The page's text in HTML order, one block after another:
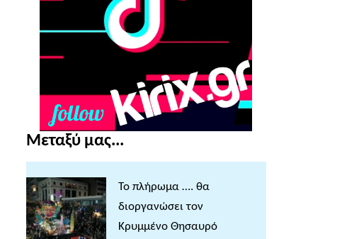
Μεταξύ μας...
Το πλήρωμα …. θα
διοργανώσει τον
Κρυμμένο Θησαυρό